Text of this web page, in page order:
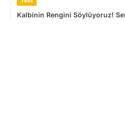
Kalbinin Rengini Söylüyoruz!